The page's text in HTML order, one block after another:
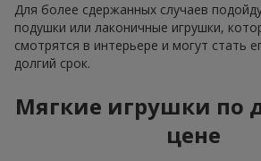
Для более сдержанных случаев
подушки или лаконичные игрушки,
смотрятся в интерьере и могут стать
долгий срок.
Мягкие игрушки по
цене